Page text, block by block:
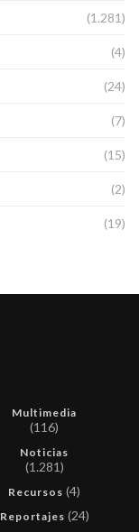
(1.281)
(4)
(24)
(7)
(15)
(2)
(19)
Multimedia
(116)
Noticias
(1.281)
Recursos (4)
Reportajes (24)